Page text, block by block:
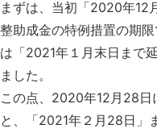
まずは、当初「2020年12
整助成金の特例措置の期
は「2021年１月末日まで
ました。
この点、2020年12月28日
と、「2021年２月28日」